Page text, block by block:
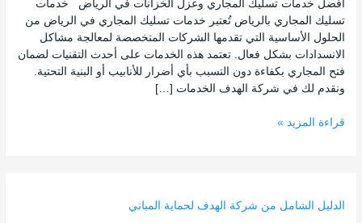
أفضل خدمات تسليك المجاري وعزل الخزانات في الرياض خدمات
تسليك المجاري بالرياض تُعتبر خدمات تسليك المجاري في الرياض من
الحلول الأساسية التي تقدمها الشركات المتخصصة لمعالجة مشاكل
الانسدادات بشكل فعال. تعتمد هذه الخدمات على أحدث التقنيات لضمان
فتح المجاري بكفاءة دون التسبب بأي أضرار للأنابيب أو البنية التحتية.
ونقدم لك في شركة الهدف الخدمات […]
قراءة المزيد »
الدليل الشامل من شركة الهدف لحماية المباني